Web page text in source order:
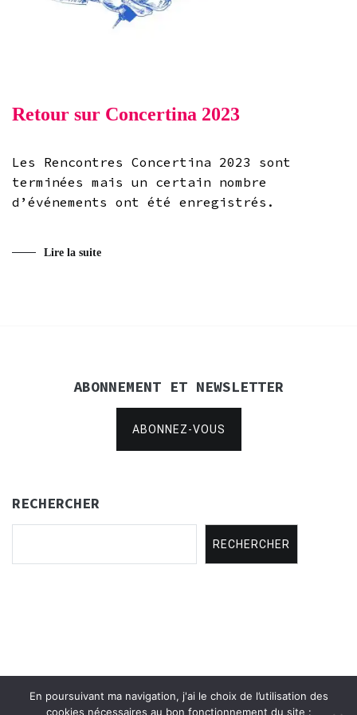
Retour sur Concertina 2023
Les Rencontres Concertina 2023 sont
terminées mais un certain nombre
d’événements ont été enregistrés.
Lire la suite
ABONNEMENT ET NEWSLETTER
ABONNEZ-VOUS
RECHERCHER
RECHERCHER
Copyright © 2021 Concertina Rencontres .
En poursuivant ma navigation, j'ai le choix de l’utilisation des
cookies nécessaires au bon fonctionnement du site :